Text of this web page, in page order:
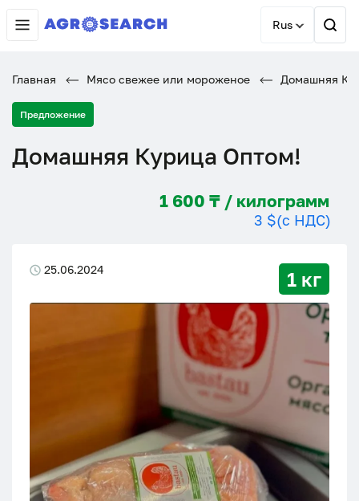
Rus
Главная Мясо свежее или мороженое Домашняя
Предложение
Домашняя Курица Оптом!
1 600 ₸ / килограмм
3 $(с НДС)
25.06.2024 1 кг